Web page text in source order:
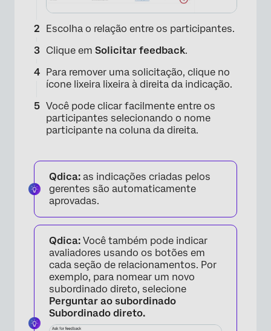
Escolha o relação entre os participantes.
Clique em Solicitar feedback.
Para remover uma solicitação, clique no
ícone lixeira lixeira à direita da indicação.
Você pode clicar facilmente entre os
participantes selecionando o nome
participante na coluna da direita.
Qdica: as indicações criadas pelos
gerentes são automaticamente
aprovadas.
Qdica: Você também pode indicar
avaliadores usando os botões em
cada seção de relacionamentos. Por
exemplo, para nomear um novo
subordinado direto, selecione
Perguntar ao subordinado
Subordinado direto.